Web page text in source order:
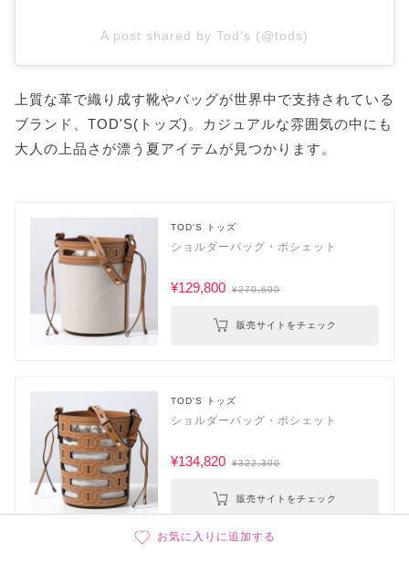
A post shared by Tod's (@tods)
上質な革で織り成す靴やバッグが世界中で支持されている
ブランド、TOD'S(トッズ)。カジュアルな雰囲気の中にも
大人の上品さが漂う夏アイテムが見つかります。
TOD'S トッズ
ショルダーバッグ・ポシェット
¥129,800 ¥270,600
販売サイトをチェック
TOD'S トッズ
ショルダーバッグ・ポシェット
¥134,820 ¥322,300
販売サイトをチェック
お気に入りに追加する